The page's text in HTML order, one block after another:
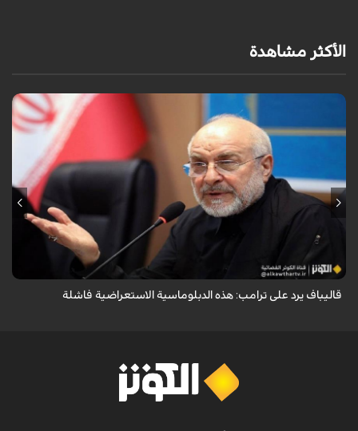
الأكثر مشاهدة
أكد رئيس مجلس الشورى الإسلامي الإيراني أن التصريحات الاستعراضية
والتهديدات المتكررة لم تعد تُجدي نفعاً، واصفاً إياها بالدبلوماسية الفاشلة.
قاليباف يرد على ترامب: هذه الدبلوماسية الاستعراضية فاشلة